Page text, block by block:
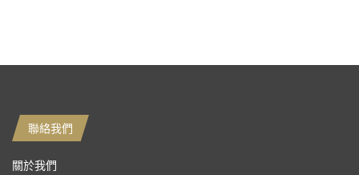
聯絡我們
關於我們